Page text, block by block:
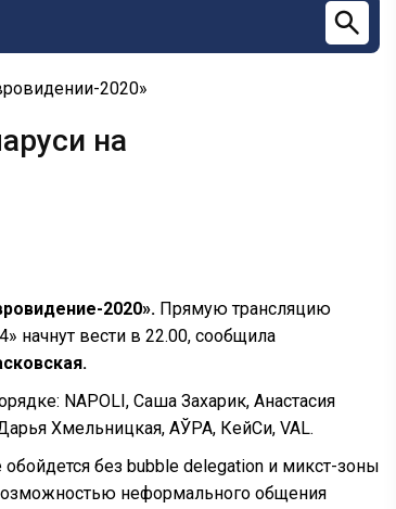
2020»
на
2020». Прямую трансляцию
начнут вести в 22.00, сообщила
NAPOLI, Саша Захарик, Анастасия
Хмельницкая, АЎРА, КейСи, VAL.
без bubble delegation и микст-зоны
неформального общения